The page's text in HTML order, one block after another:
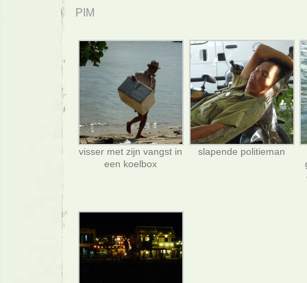
PIM
visser met zijn vangst in
een koelbox
slapende politieman